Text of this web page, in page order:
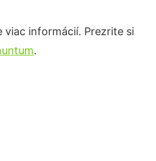
viac informácií. Prezrite si
.